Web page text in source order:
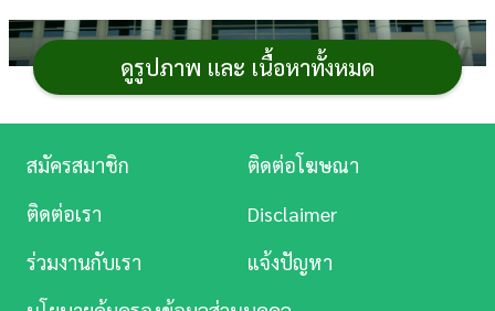
ดูรูปภาพ และ เนื้อหาทั้งหมด
บันเทิง
ดู
Music
สมัครสมาชิก
ติดต่อโฆษณา
ติดต่อเรา
Disclaimer
ร่วมงานกับเรา
แจ้งปัญหา